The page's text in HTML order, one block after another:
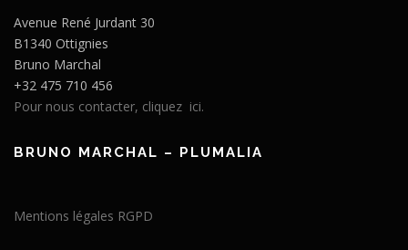
Avenue René Jurdant 30
B1340 Ottignies
Bruno Marchal
+32 475 710 456
Pour nous contacter, cliquez ici.
BRUNO MARCHAL – PLUMALIA
Mentions légales RGPD